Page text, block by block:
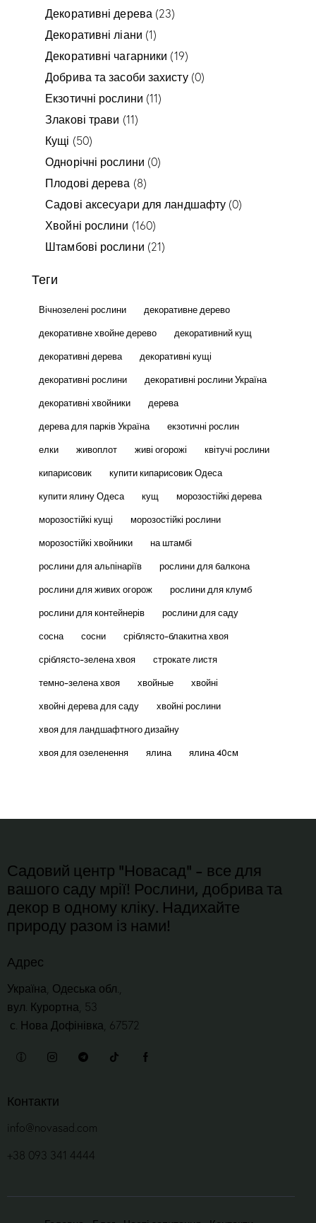
Декоративні дерева (23)
Декоративні ліани (1)
Декоративні чагарники (19)
Добрива та засоби захисту (0)
Екзотичні рослини (11)
Злакові трави (11)
Кущі (50)
Однорічні рослини (0)
Плодові дерева (8)
Садові аксесуари для ландшафту (0)
Хвойні рослини (160)
Штамбові рослини (21)
Теги
Вічнозелені рослини
декоративне дерево
декоративне хвойне дерево
декоративний кущ
декоративні дерева
декоративні кущі
декоративні рослини
декоративні рослини Україна
декоративні хвойники
дерева
дерева для парків Україна
екзотичні рослин
елки
живоплот живі огорожі
квітучі рослини
кипарисовик
купити кипарисовик Одеса
купити ялину Одеса
кущ
морозостійкі дерева
морозостійкі кущі
морозостійкі рослини
морозостійкі хвойники
на штамбі
рослини для альпінаріїв
рослини для балкона
рослини для живих огорож
рослини для клумб
рослини для контейнерів
рослини для саду
сосна
сосни
сріблясто-блакитна хвоя
сріблясто-зелена хвоя
строкате листя
темно-зелена хвоя
хвойные
хвойні
хвойні дерева для саду
хвойні рослини
хвоя для ландшафтного дизайну
хвоя для озеленення
ялина ялина 40см
Садовий центр "Новасад" - все для
вашого саду мрії! Рослини, добрива та
декор в одному кліку. Надихайте
природу разом із нами!
Адрес
Україна, Одеська обл.,
вул. Курортна, 53
с. Нова Дофінівка, 67572
Контакти
info@novasad.com
+38 093 341 4444